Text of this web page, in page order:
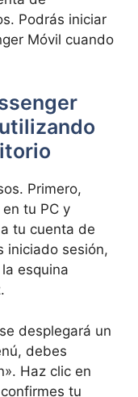
Podrás iniciar
Móvil cuando‍
Primero,
tu PC y
tu cuenta de
iniciado ⁢sesión,
esquina
desplegará un⁣
debes
Haz clic en
tu